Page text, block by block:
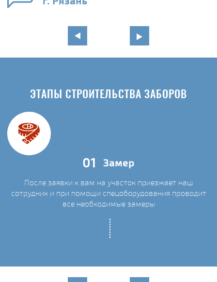
ЭТАПЫ СТРОИТЕЛЬСТВА ЗАБОРОВ
01 Замер
После заявки к вам на участок приезжает наш
сотрудник и при помощи спецоборудования проводит
все необходимые замеры